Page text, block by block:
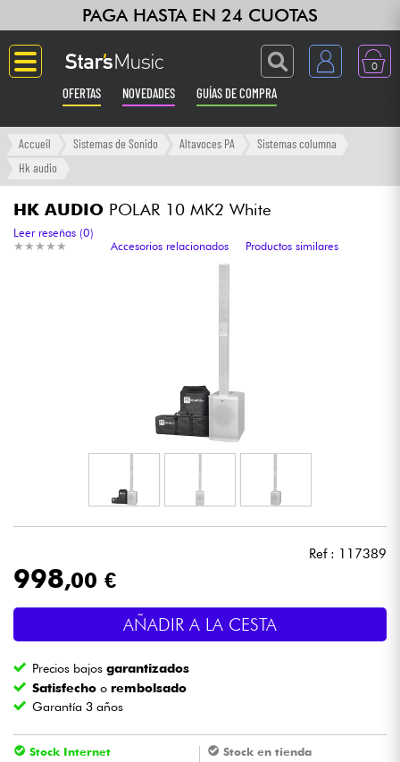
PAGA HASTA EN 24 CUOTAS
0
OFERTAS NOVEDADES GUÍAS DE COMPRA
Langue
Ampli & Efectos
Luces
Vientos
Violines y cuarteto
Accueil Sistemas de Sonido Altavoces PA
Sistemas columna
Hk audio
HK AUDIO POLAR 10 MK2 White
★ ★ ★ ★ ★
★ ★ ★ ★ ★
Leer reseñas (0)
Accesorios relacionados
Productos similares
Ref : 117389
998,00 €
AÑADIR A LA CESTA
Precios bajosgarantizados
Satisfecho o rembolsado
Garantía 3 años
Stock Internet
Stock en tienda